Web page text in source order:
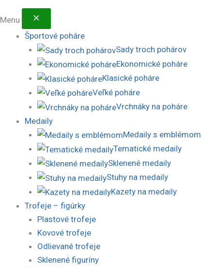
Menu
Športové poháre
Sady troch pohárov
Ekonomické poháre
Klasické poháre
Veľké poháre
Vrchnáky na poháre
Medaily
Medaily s emblémom
Tematické medaily
Sklenené medaily
Stuhy na medaily
Kazety na medaily
Trofeje – figúrky
Plastové trofeje
Kovové trofeje
Odlievané trofeje
Sklenené figuríny